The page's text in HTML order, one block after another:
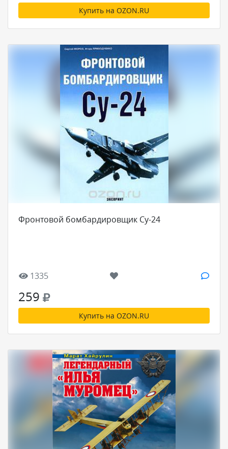
Купить на OZON.RU
Фронтовой бомбардировщик Су-24
1335
259
Купить на OZON.RU